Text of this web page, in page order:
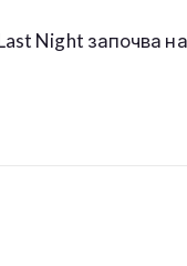
Night започва